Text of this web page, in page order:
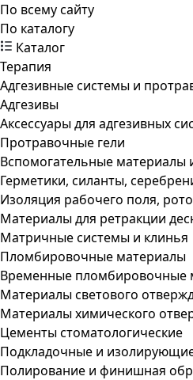
По всему сайту
По каталогу
Каталог
Терапия
Адгезивные системы и
Адгезивы
Аксессуары для адгезивных
Протравочные гели
Вспомогательные материалы
Герметики, силанты,
Изоляция рабочего поля,
Материалы для ретракции
Матричные системы и клинья
Пломбировочные материалы
Временные пломбировочные
Материалы светового
Материалы химического
Цементы стоматологические
Подкладочные и
Полирование и финишная